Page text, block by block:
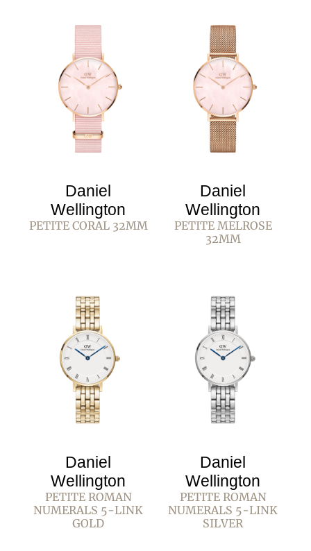
Daniel
Wellington
PETITE CORAL 32MM
Daniel
Wellington
PETITE MELROSE
32MM
Daniel
Wellington
PETITE ROMAN
NUMERALS 5-LINK
GOLD
Daniel
Wellington
PETITE ROMAN
NUMERALS 5-LINK
SILVER